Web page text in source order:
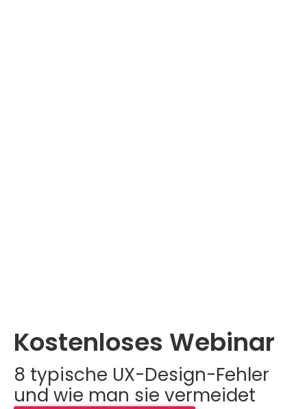
Kostenloses Webinar
8 typische UX-Design-Fehler
und wie man sie vermeidet